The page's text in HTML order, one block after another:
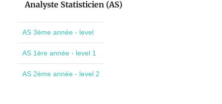
Analyste Statisticien (AS)
AS 3ème année - level
AS 1ère année - level 1
AS 2ème année - level 2